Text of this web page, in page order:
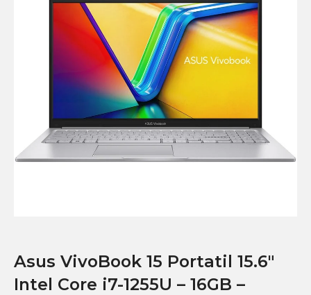
Asus VivoBook 15 Portatil 15.6″
Intel Core i7-1255U – 16GB –